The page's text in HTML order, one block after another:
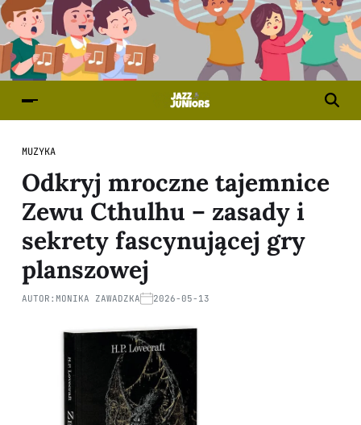
MUZYKA
Odkryj mroczne tajemnice
Zewu Cthulhu – zasady i
sekrety fascynującej gry
planszowej
AUTOR: MONIKA ZAWADZKA 2026-05-13